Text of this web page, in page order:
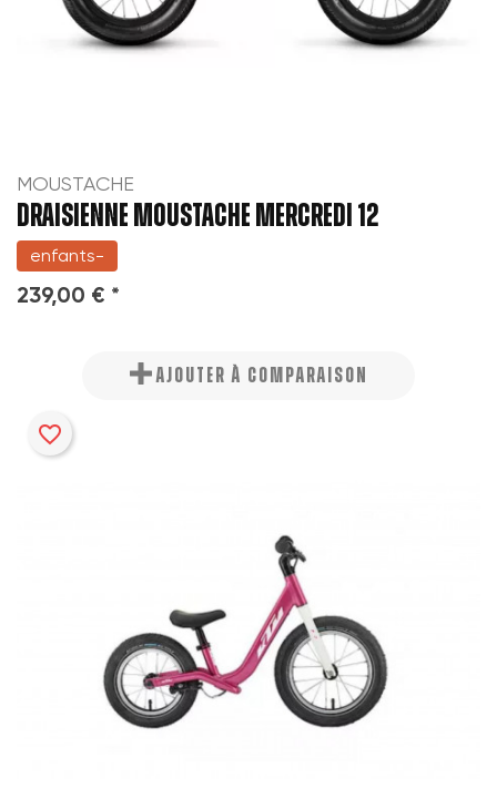
MOUSTACHE
DRAISIENNE MOUSTACHE MERCREDI 12
enfants-
239,00 € *
AJOUTER À COMPARAISON
favorite_border